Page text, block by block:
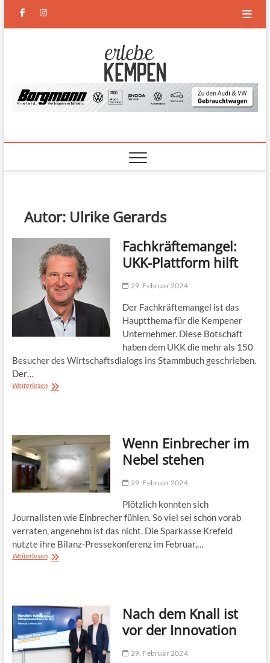
facebookinstagram
Kempen
Autor: Ulrike Gerards
Fachkräftemangel:
UKK-Plattform hilft
29. Februar 2024
Der Fachkräftemangel ist das
Hauptthema für die Kempener
Unternehmer. Diese Botschaft
haben dem UKK die mehr als 150
Besucher des Wirtschaftsdialogs ins Stammbuch geschrieben.
Der…
WeiterlesenFachkräftemangel:
Wenn Einbrecher im
Nebel stehen
29. Februar 2024
Plötzlich konnten sich
Journalisten wie Einbrecher fühlen. So viel sei schon vorab
verraten, angenehm ist das nicht. Die Sparkasse Krefeld
nutzte ihre Bilanz-Pressekonferenz im Februar,…
WeiterlesenWenn
Nach dem Knall ist
vor der Innovation
29. Februar 2024